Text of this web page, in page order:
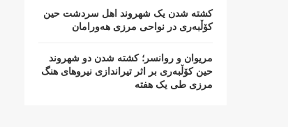
کشتە شدن یک شهروند اهل سردشت حین
کۆڵبەری در نواحی مرزی هەورامان
مریوان و روانسر؛ کشته شدن دو شهروند
حین کۆڵبەری بر اثر تیراندازی نیروهای هنگ
مرزی طی یک هفته